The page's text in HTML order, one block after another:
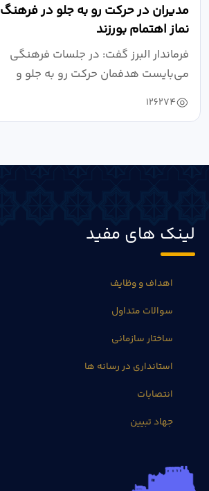
مدیران در حرکت رو به جلو در فرهنگ
نماز اهتمام بورزند
فرماندار البرز گفت: در جلسات فرهنگی
می‌بایست هدفمان حرکت رو به جلو و
دستیابی...
126274
لینک های مفید
اهداف و وظایف
سوالات متداول
ساختار سازمانی
استانداری در رسانه ها
انتصابات
جهاد تبیین